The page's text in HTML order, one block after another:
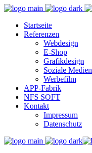
Startseite
Referenzen
Webdesign
E-Shop
Grafikdesign
Soziale Medien
Werbefilm
APP-Fabrik
NFS SOFT
Kontakt
Impressum
Datenschutz